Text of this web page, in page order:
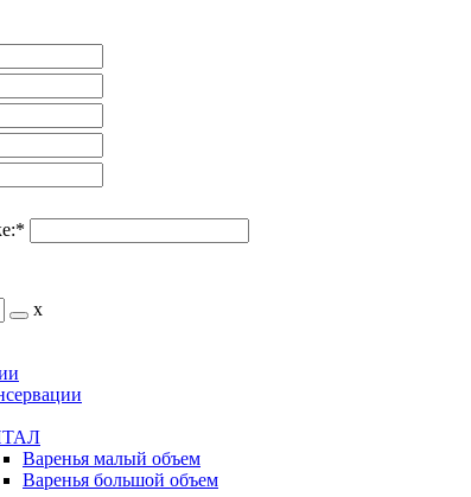
*
x
Варенья малый объем
Варенья большой объем